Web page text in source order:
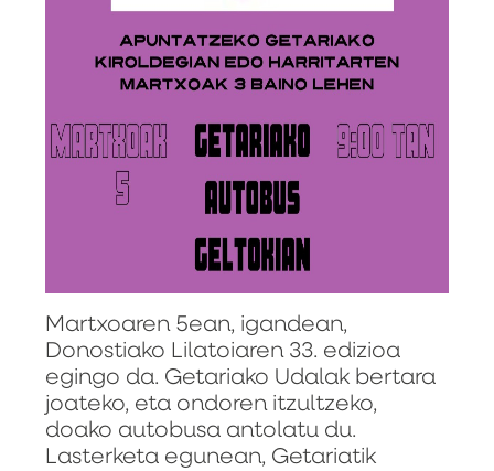
Martxoaren 5ean, igandean,
Donostiako Lilatoiaren 33. edizioa
egingo da. Getariako Udalak bertara
joateko, eta ondoren itzultzeko,
doako autobusa antolatu du.
Lasterketa egunean, Getariatik